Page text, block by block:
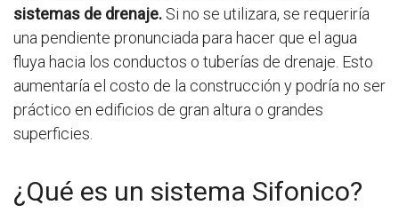
sistemas de drenaje. Si no se utilizara, se requeriría
una pendiente pronunciada para hacer que el agua
fluya hacia los conductos o tuberías de drenaje. Esto
aumentaría el costo de la construcción y podría no ser
práctico en edificios de gran altura o grandes
superficies.
¿Qué es un sistema Sifonico?